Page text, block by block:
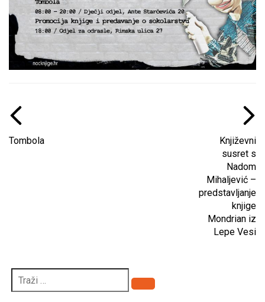
Tombola
Književni
susret s
Nadom
Mihaljević –
predstavljanje
knjige
Mondrian iz
Lepe Vesi
Pretraži